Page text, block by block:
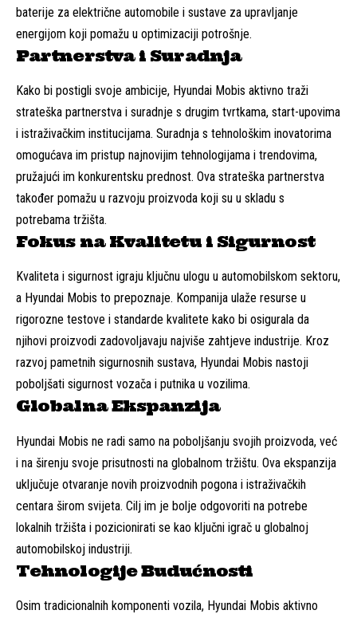
baterije za električne automobile i sustave za upravljanje
energijom koji pomažu u optimizaciji potrošnje.
Partnerstva i Suradnja
Kako bi postigli svoje ambicije, Hyundai Mobis aktivno traži
strateška partnerstva i suradnje s drugim tvrtkama, start-upovima
i istraživačkim institucijama. Suradnja s tehnološkim inovatorima
omogućava im pristup najnovijim tehnologijama i trendovima,
pružajući im konkurentsku prednost. Ova strateška partnerstva
također pomažu u razvoju proizvoda koji su u skladu s
potrebama tržišta.
Fokus na Kvalitetu i Sigurnost
Kvaliteta i sigurnost igraju ključnu ulogu u automobilskom sektoru,
a Hyundai Mobis to prepoznaje. Kompanija ulaže resurse u
rigorozne testove i standarde kvalitete kako bi osigurala da
njihovi proizvodi zadovoljavaju najviše zahtjeve industrije. Kroz
razvoj pametnih sigurnosnih sustava, Hyundai Mobis nastoji
poboljšati sigurnost vozača i putnika u vozilima.
Globalna Ekspanzija
Hyundai Mobis ne radi samo na poboljšanju svojih proizvoda, već
i na širenju svoje prisutnosti na globalnom tržištu. Ova ekspanzija
uključuje otvaranje novih proizvodnih pogona i istraživačkih
centara širom svijeta. Cilj im je bolje odgovoriti na potrebe
lokalnih tržišta i pozicionirati se kao ključni igrač u globalnoj
automobilskoj industriji.
Tehnologije Budućnosti
Osim tradicionalnih komponenti vozila, Hyundai Mobis aktivno